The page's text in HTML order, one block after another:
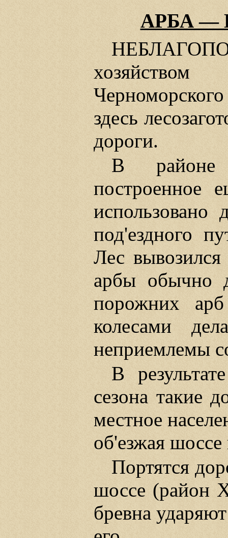
АРБА —
здесь
дороги.
В районе
построенное
использовано
под'ездного
Лес
арбы
порожних
колесами
неприемлемы
В
сезона такие
местное
об'езжая
Портятся
шоссе (район
бревна